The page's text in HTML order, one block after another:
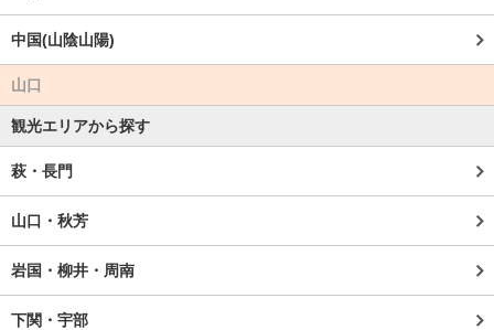
中国(山陰山陽)
山口
観光エリアから探す
萩・長門
山口・秋芳
岩国・柳井・周南
下関・宇部